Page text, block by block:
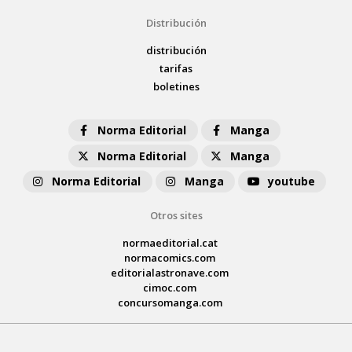
Distribución
distribución
tarifas
boletines
Norma Editorial
Manga
Norma Editorial
Manga
Norma Editorial
Manga youtube
Otros sites
normaeditorial.cat
normacomics.com
editorialastronave.com
cimoc.com
concursomanga.com